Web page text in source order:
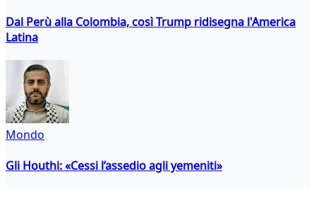
Dal Perù alla Colombia, così Trump ridisegna l'America
Latina
Mondo
Gli Houthi: «Cessi l’assedio agli yemeniti»